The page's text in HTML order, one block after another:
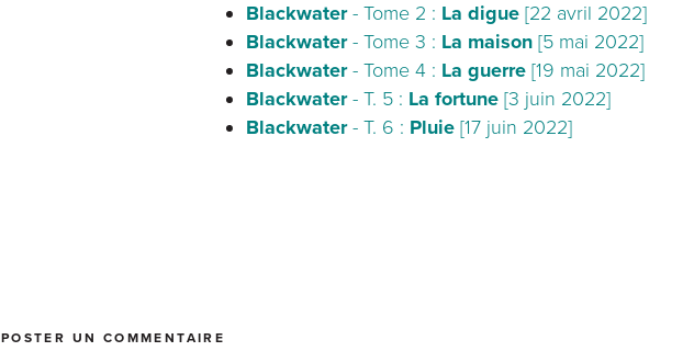
Blackwater- Tome 2 : La digue [22 avril 2022]
Blackwater- Tome 3 : La maison [5 mai 2022]
Blackwater- Tome 4 : La guerre [19 mai 2022]
Blackwater- T. 5 : La fortune [3 juin 2022]
Blackwater- T. 6 : Pluie [17 juin 2022]
POSTER UN COMMENTAIRE